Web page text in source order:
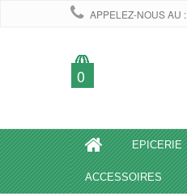
APPELEZ-NOUS AU :
0
EPICERIE
ACCESSOIRES